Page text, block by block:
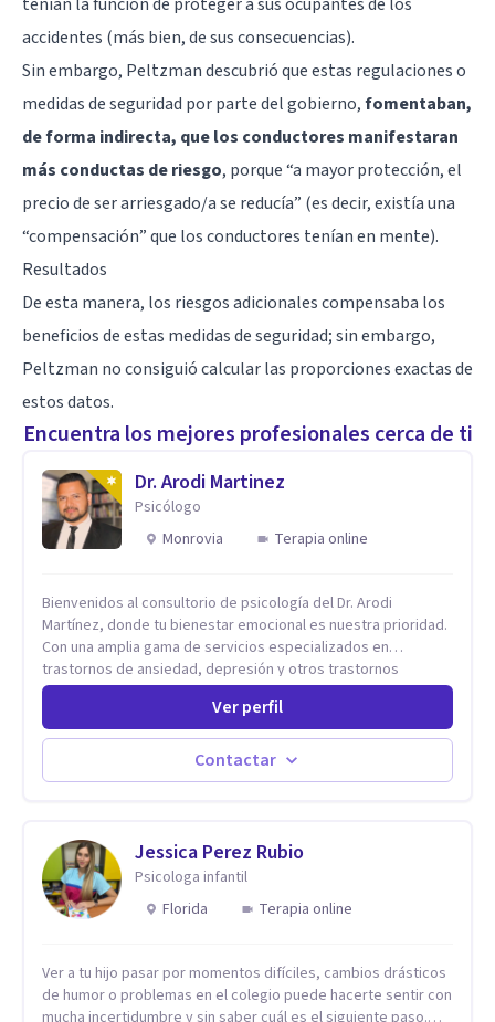
accidentes (más bien, de sus consecuencias).
Sin embargo, Peltzman descubrió que estas regulaciones o
medidas de seguridad por parte del gobierno,fomentaban,
de forma indirecta, que los conductores manifestaran
más conductas de riesgo, porque “a mayor protección, el
precio de ser arriesgado/a se reducía” (es decir, existía una
“compensación” que los conductores tenían en mente).
Resultados
De esta manera, los riesgos adicionales compensaba los
beneficios de estas medidas de seguridad; sin embargo,
Peltzman no consiguió calcular las proporciones exactas de
estos datos.
Encuentra los mejores profesionales cerca de ti
Dr. Arodi Martinez
Psicólogo
Monrovia
Terapia online
Bienvenidos al consultorio de psicología del Dr. Arodi
Martínez, donde tu bienestar emocional es nuestra prioridad.
Con una amplia gama de servicios especializados en
trastornos de ansiedad, depresión y otros trastornos
emocionales, estamos dedicados a ofrecerte el mejor
tratamiento para mejorar tu salud mental. En nuestro
consultorio, ofrecemos una variedad de terapias y
tratamientos diseñados para satisfacer tus necesidades
específicas: Terapia para Trastornos de Ansiedad y
para ayudarte a recuperar tu bienestar emocional. Terapia
Individual, de Pareja y Familiar: Trabajamos contigo y tus
seres queridos para fortalecer las relaciones y mejorar la
dinámica familiar. Evaluaciones Psicológicas y Terapias
Terapia de exposición Terapia de juego para niños
Tratamiento de Traumas y Trastornos de Estrés
Ver perfil
Contactar
Jessica Perez Rubio
Psicologa infantil
Florida
Terapia online
Ver a tu hijo pasar por momentos difíciles, cambios drásticos
de humor o problemas en el colegio puede hacerte sentir con
mucha incertidumbre y sin saber cuál es el siguiente paso.